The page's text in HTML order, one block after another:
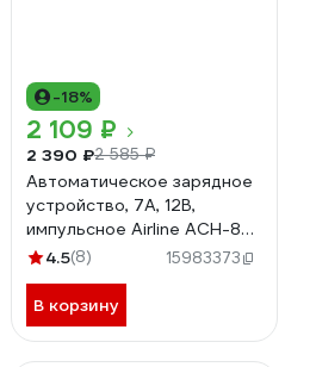
-18%
2 109 ₽
2 390 ₽2 585 ₽
Автоматическое зарядное
устройство, 7А, 12В,
импульсное Airline ACH-8A-
13 4.5(8) 15983373
В корзину